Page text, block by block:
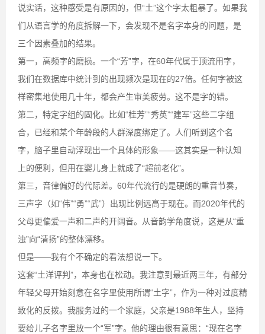
说实话，这种感受是有原因的，但“土”这个字太粗暴了。如果我
们从语言学的角度拆解一下，会发现不是名字本身的问题，是
三个因素叠加的结果。
第一，高频字的磨损。一个“芳”字，在60年代属于顶流用字，
我们在数据库中统计到的出现频次是现在的27倍。任何字被这
样密集地使用几十年，都会产生审美疲劳。这不是字的错。
第二，特定字组的固化。比如“桂芳”“秀英”“建军”这些二字组
合，已经和某个年龄段的人群深度绑定了。人们听到这个名
字，脑子里自动浮现出一个具体的形象——这其实是一种认知
上的便利，但用在婴儿身上就成了“超前老化”。
第三，音律偏好的代际差。60年代流行的是硬朗的重音节奏，
三声字（如“伟”“勇”“武”）出现比例远高于现在。而2020年代的
父母更偏爱一声和二声的开阔音。从音韵学角度说，这是从“重
浊”向“清扬”的整体漂移。
但是——我有个不确定的看法想说一下。
这套“土洋评判”，本身也在松动。我注意到最近两三年，有部分
年轻父母开始刻意在名字里使用所谓“土字”，作为一种对过度精
致化的反拨。我服务过的一个家庭，父亲是1988年生人，坚持
要给儿子名字里放一个“军”字。他的理由很有意思：“现在名字